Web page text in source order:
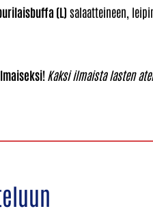
(L) salaatteineen,
Kaksi ilmaista lasten